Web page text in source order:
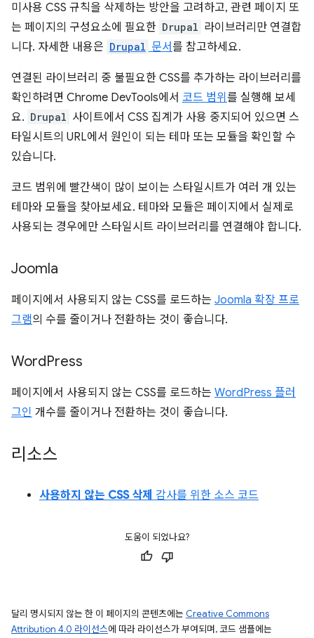
미사용 CSS 규칙을 삭제하는 방안을 고려하고, 관련 페이지 또
는 페이지의 구성요소에 필요한 Drupal 라이브러리만 연결합
니다. 자세한 내용은 Drupal 문서를 참고하세요.
연결된 라이브러리 중 불필요한 CSS를 추가하는 라이브러리를
확인하려면 Chrome DevTools에서 코드 범위 를 실행해 보세
요. Drupal 사이트에서 CSS 집계가 사용 중지되어 있으면 스
타일시트의 URL에서 원인이 되는 테마 또는 모듈을 확인할 수
있습니다.
코드 범위에 빨간색이 많이 보이는 스타일시트가 여러 개 있는
테마와 모듈을 찾아보세요. 테마와 모듈은 페이지에서 실제로
사용되는 경우에만 스타일시트 라이브러리를 연결해야 합니다.
Joomla
페이지에서 사용되지 않는 CSS를 로드하는 Joomla 확장 프로
그램의 수를 줄이거나 전환하는 것이 좋습니다.
WordPress
페이지에서 사용되지 않는 CSS를 로드하는 WordPress 플러
그인 개수를 줄이거나 전환하는 것이 좋습니다.
리소스
사용하지 않는 CSS 삭제 감사를 위한 소스 코드
도움이 되었나요?
달리 명시되지 않는 한 이 페이지의 콘텐츠에는 Creative Commons
Attribution 4.0 라이선스에 따라 라이선스가 부여되며, 코드 샘플에는